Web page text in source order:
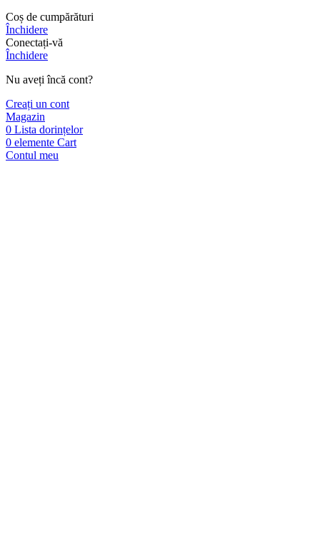
Coș de cumpărături
Închidere
Conectați-vă
Închidere
Nu aveți încă cont?
Creați un cont
Magazin
0 Lista dorințelor
0 elemente Cart
Contul meu